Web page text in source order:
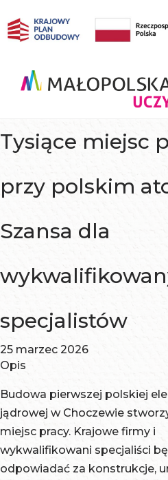
Tysiące miejsc
przy polskim
Szansa dla
specjalistów
25 marzec 2026
Opis
Budowa pierwszej polskiej
jądrowej w Choczewie
miejsc pracy. Krajowe firmy i
wykwalifikowani specjaliści
odpowiadać za konstrukcje,